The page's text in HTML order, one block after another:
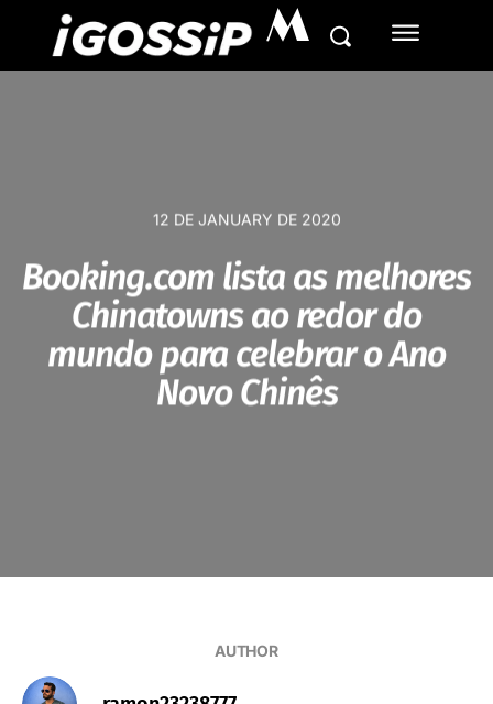
M
12 DE JANUARY DE 2020
Booking.com lista as melhores
Chinatowns ao redor do
mundo para celebrar o Ano
Novo Chinês
AUTHOR